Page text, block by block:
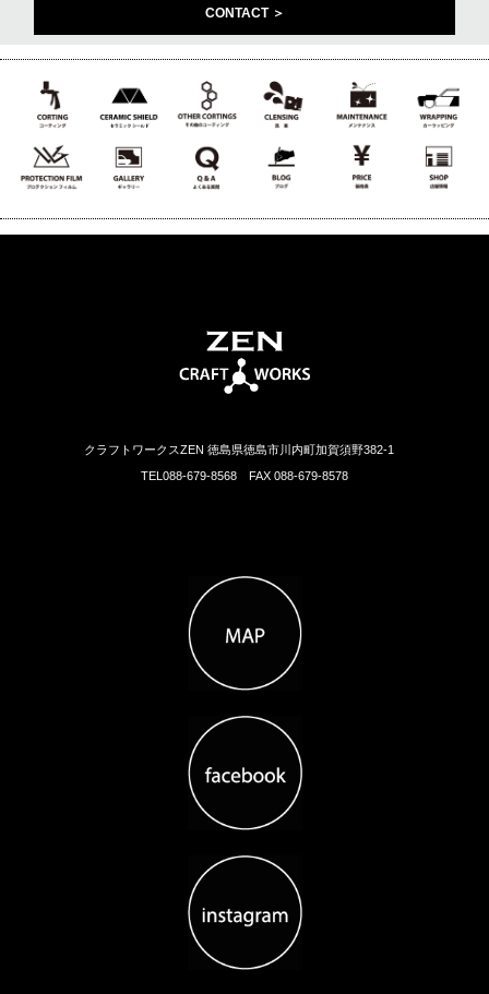
CONTACT ＞
クラフトワークスZEN 徳島県徳島市川内町加賀須野382-1
TEL088-679-8568 FAX 088-679-8578